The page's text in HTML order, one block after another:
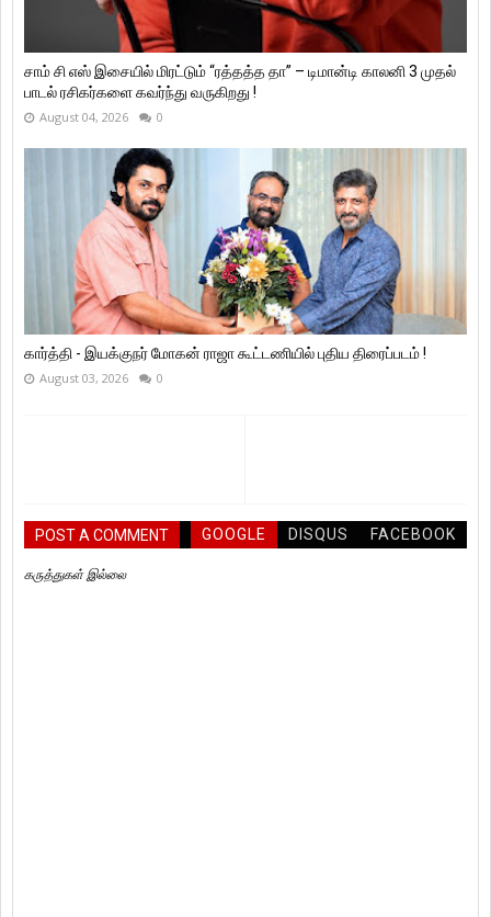
சாம் சி எஸ் இசையில் மிரட்டும் “ரத்தத்த தா” – டிமான்டி காலனி 3 முதல்
பாடல் ரசிகர்களை கவர்ந்து வருகிறது !
August 04, 2026 0
கார்த்தி - இயக்குநர் மோகன் ராஜா கூட்டணியில் புதிய திரைப்படம் !
August 03, 2026 0
POST A COMMENT GOOGLE DISQUS FACEBOOK
கருத்துகள் இல்லை